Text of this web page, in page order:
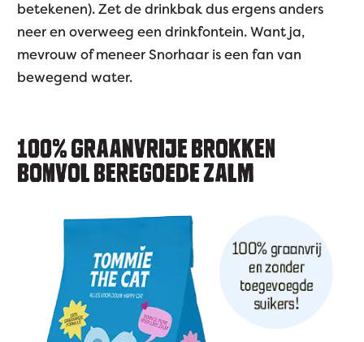
betekenen). Zet de drinkbak dus ergens anders
neer en overweeg een drinkfontein. Want ja,
mevrouw of meneer Snorhaar is een fan van
bewegend water.
100% GRAANVRIJE BROKKEN
BOMVOL BEREGOEDE ZALM